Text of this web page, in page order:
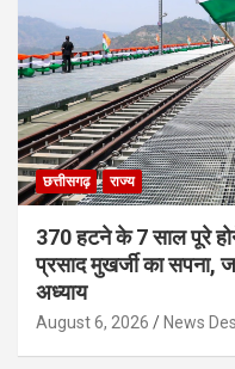
छत्तीसगढ़ राज्य
370 हटने के 7 साल पूरे होने
प्रसाद मुखर्जी का सपना,
अध्याय
August 6, 2026 News